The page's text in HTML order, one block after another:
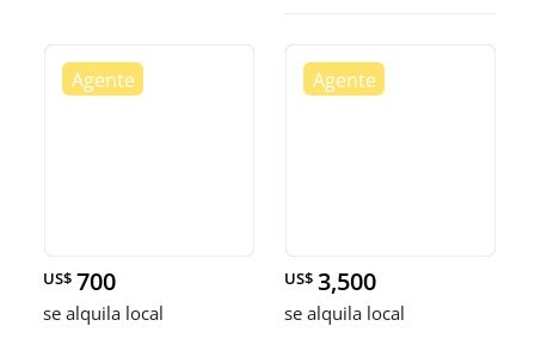
US$ 700
se alquila local
US$ 3,500
se alquila local